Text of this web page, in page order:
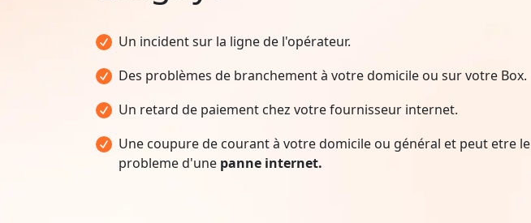
Un incident sur la ligne de l'opérateur.
Des problèmes de branchement à votre domicile ou sur votre Box.
Un retard de paiement chez votre fournisseur internet.
Une coupure de courant à votre domicile ou général et peut etre le
probleme d'une panne internet.